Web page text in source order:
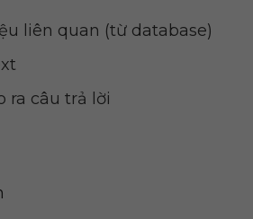
liên quan (từ database)
ra câu trả lời